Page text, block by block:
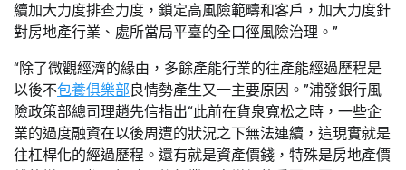
續加大力度排查力度，鎖定高風險範疇和客戶，加大力度針
對房地產行業、處所當局平臺的全口徑風險治理。”
“除了微觀經濟的緣由，多餘產能行業的往產能經過歷程是
以後不包養俱樂部良情勢產生又一主要原因。”浦發銀行風
險政策部總司理趙先信指出“此前在貨泉寬松之時，一些企
業的過度融資在以後周遭的狀況之下無法連續，這現實就是
往杠桿化的經過歷程。還有就是資產價錢，特殊是房地產價